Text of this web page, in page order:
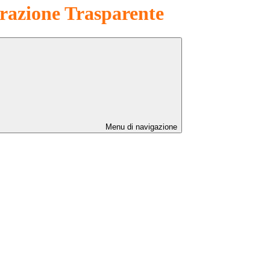
Trasparente
Menu di navigazione